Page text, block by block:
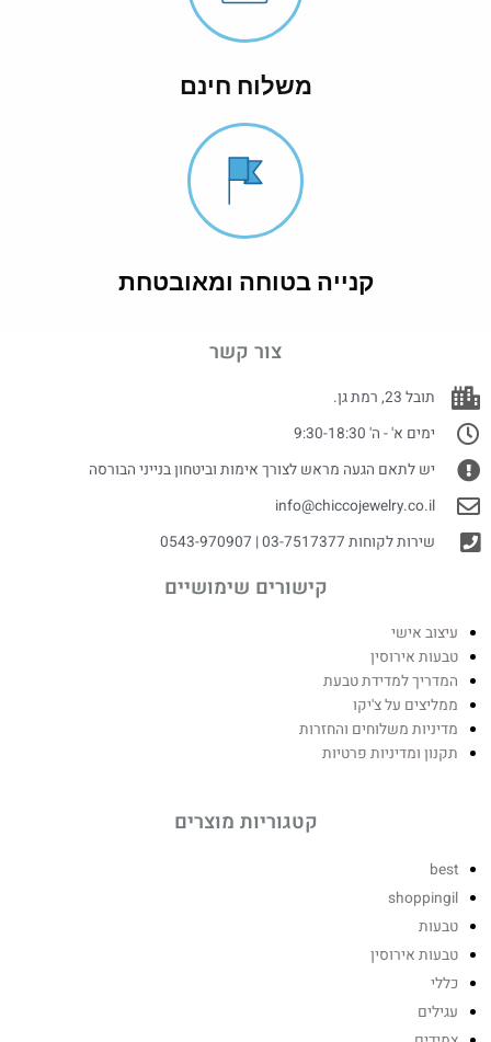
משלוח חינם
קנייה בטוחה ומאובטחת
צור קשר
תובל 23, רמת גן.
ימים א' - ה' 9:30-18:30
יש לתאם הגעה מראש לצורך אימות וביטחון בנייני הבורסה
info@chiccojewelry.co.il
שירות לקוחות 03-7517377 | 0543-970907
קישורים שימושיים
עיצוב אישי
טבעות אירוסין
המדריך למדידת טבעת
ממליצים על צ'יקו
מדיניות משלוחים והחזרות
תקנון ומדיניות פרטיות
קטגוריות מוצרים
best
shoppingil
טבעות
טבעות אירוסין
כללי
עגילים